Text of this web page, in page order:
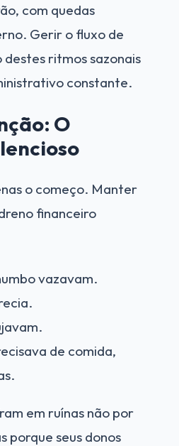
com quedas
Gerir o fluxo de
ritmos sazonais
constante.
O
o começo. Manter
financeiro
vazavam.
de comida,
em ruínas não por
porque seus donos